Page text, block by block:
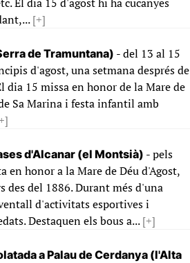
[+]
de Tramuntana) - del 13 al 15
d'agost, una setmana després de
dia 15 missa en honor de la Mare de
Sa Marina i festa infantil amb
d'Alcanar (el Montsià) - pels
en honor a la Mare de Déu d'Agost,
des del 1886. Durant més d'una
d'activitats esportives i
Destaquen els bous a...[+]
a Palau de Cerdanya (l'Alta